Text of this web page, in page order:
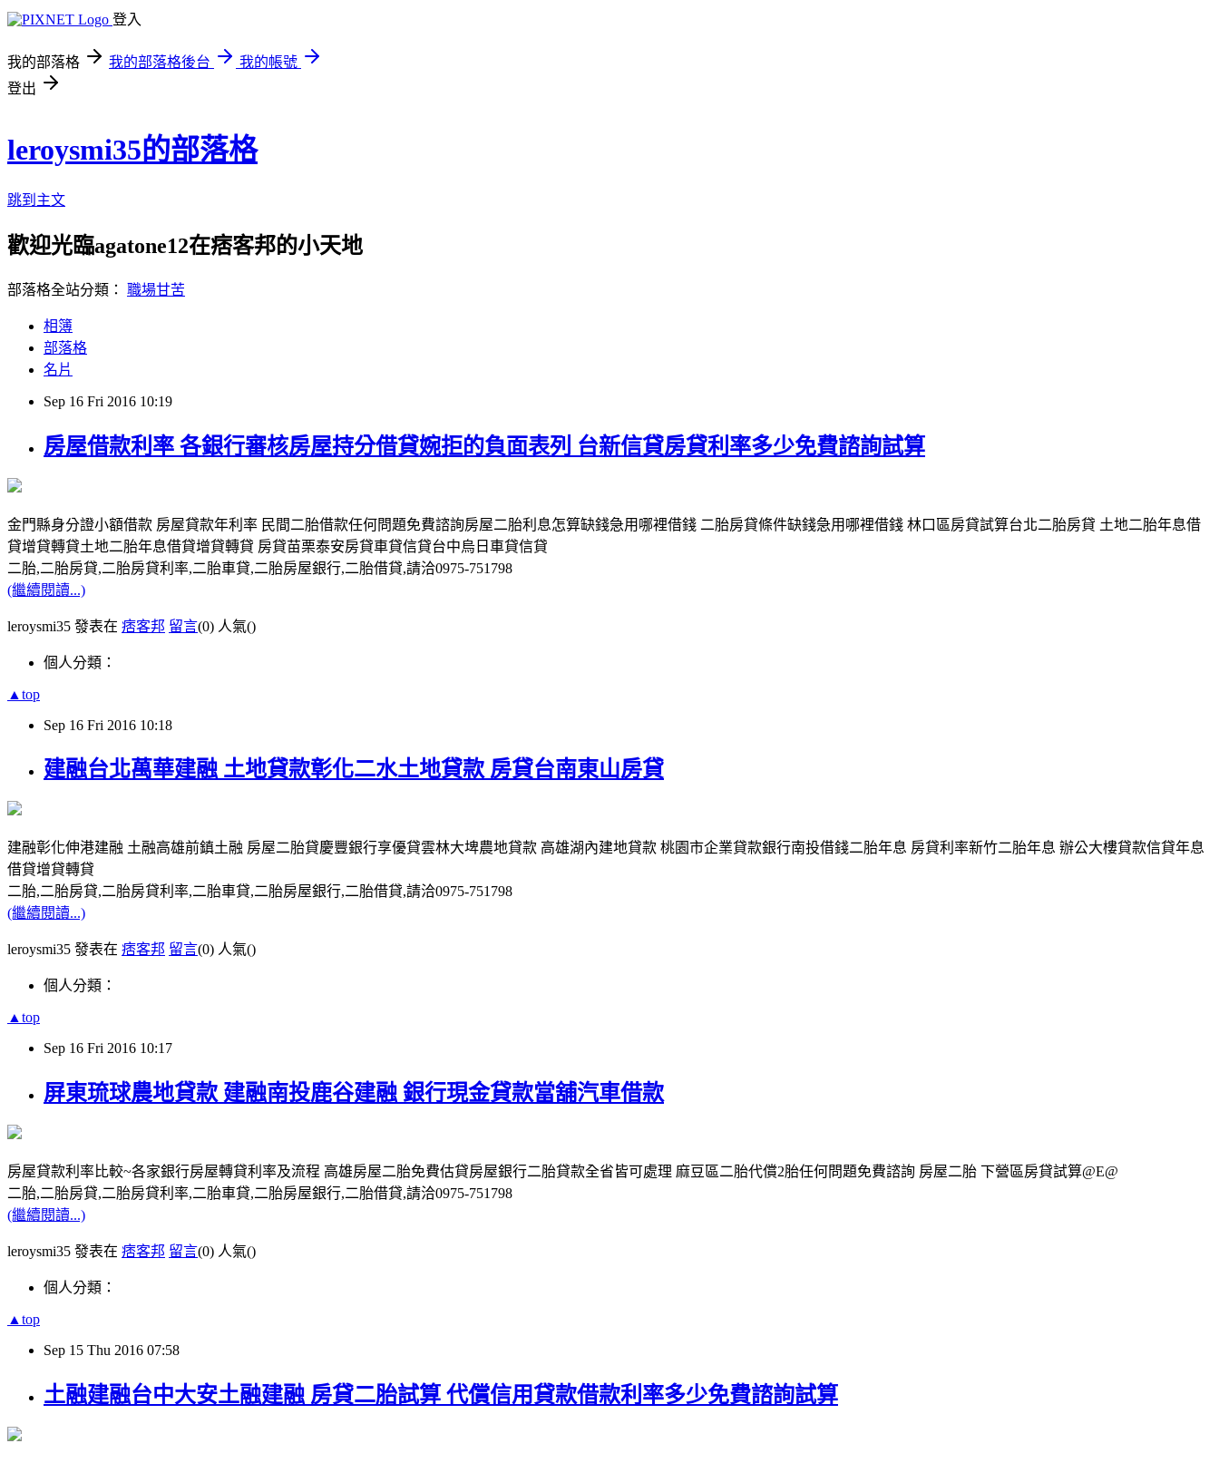
登入
我的部落格 我的部落格後台
我的帳號
登出
leroysmi35的部落格
跳到主文
歡迎光臨agatone12在痞客邦的小天地
部落格全站分類： 職場甘苦
相簿
部落格
名片
Sep 16 Fri 2016 10:19
房屋借款利率 各銀行審核房屋持分借貸婉拒的負面表列 台新信貸房貸利率多少免費諮詢試算
金門縣身分證小額借款 房屋貸款年利率 民間二胎借款任何問題免費諮詢房屋二胎利息怎算缺錢急用哪裡借錢 二胎房貸條件缺錢急用哪裡借錢 林口區房貸試算台北二胎房貸 土地二胎年息借
貸增貸轉貸土地二胎年息借貸增貸轉貸 房貸苗栗泰安房貸車貸信貸台中烏日車貸信貸
二胎,二胎房貸,二胎房貸利率,二胎車貸,二胎房屋銀行,二胎借貸,請洽0975-751798
(繼續閱讀...)
leroysmi35 發表在 痞客邦 留言(0) 人氣()
個人分類：
▲top
Sep 16 Fri 2016 10:18
建融台北萬華建融 土地貸款彰化二水土地貸款 房貸台南東山房貸
建融彰化伸港建融 土融高雄前鎮土融 房屋二胎貸慶豐銀行享優貸雲林大埤農地貸款 高雄湖內建地貸款 桃園市企業貸款銀行南投借錢二胎年息 房貸利率新竹二胎年息 辦公大樓貸款信貸年息
借貸增貸轉貸
二胎,二胎房貸,二胎房貸利率,二胎車貸,二胎房屋銀行,二胎借貸,請洽0975-751798
(繼續閱讀...)
leroysmi35 發表在 痞客邦 留言(0) 人氣()
個人分類：
▲top
Sep 16 Fri 2016 10:17
屏東琉球農地貸款 建融南投鹿谷建融 銀行現金貸款當舖汽車借款
房屋貸款利率比較~各家銀行房屋轉貸利率及流程 高雄房屋二胎免費估貸房屋銀行二胎貸款全省皆可處理 麻豆區二胎代償2胎任何問題免費諮詢 房屋二胎 下營區房貸試算@E@
二胎,二胎房貸,二胎房貸利率,二胎車貸,二胎房屋銀行,二胎借貸,請洽0975-751798
(繼續閱讀...)
leroysmi35 發表在 痞客邦 留言(0) 人氣()
個人分類：
▲top
Sep 15 Thu 2016 07:58
土融建融台中大安土融建融 房貸二胎試算 代償信用貸款借款利率多少免費諮詢試算